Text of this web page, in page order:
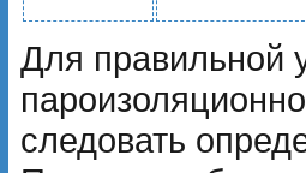
Для правильной
следовать